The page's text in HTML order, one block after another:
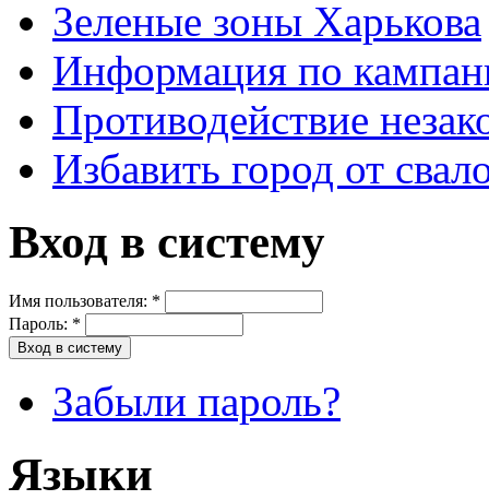
Зеленые зоны Харькова
Информация по
Противодействие
Избавить город от
Вход в систему
Имя пользователя: *
Пароль: *
Забыли пароль?
Языки